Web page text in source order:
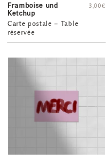
Framboise und
Ketchup
Carte postale – Table
réservée
3,00€